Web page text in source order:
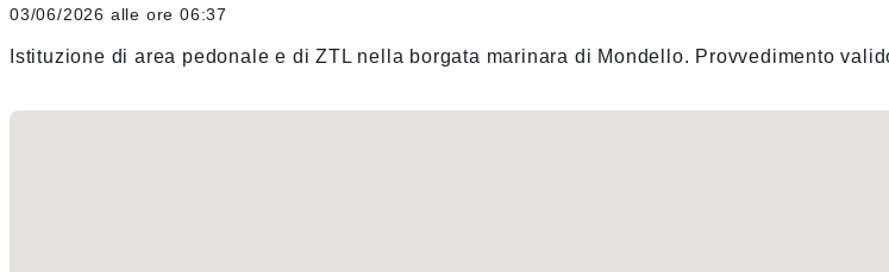
03/06/2026 alle ore 06:37
Istituzione di area pedonale e di ZTL nella borgata marinara di Mondello. Provvedimento